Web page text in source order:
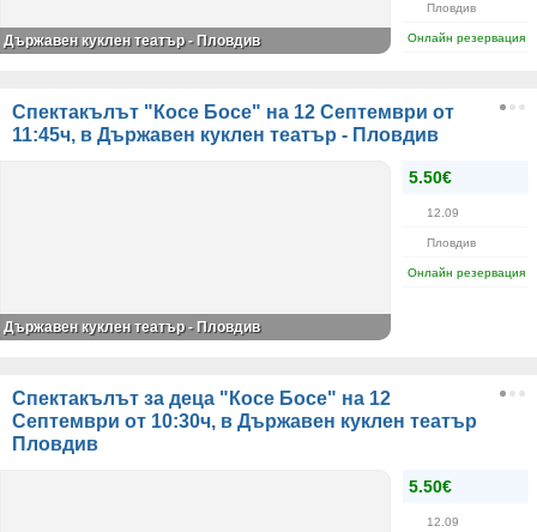
Пловдив
Онлайн резервация
Държавен куклен театър - Пловдив
Спектакълът "Косе Босе" на 12 Септември от
11:45ч, в Държавен куклен театър - Пловдив
5.50€
12.09
Пловдив
Онлайн резервация
Държавен куклен театър - Пловдив
Спектакълът за деца "Косе Босе" на 12
Септември от 10:30ч, в Държавен куклен театър
Пловдив
5.50€
12.09